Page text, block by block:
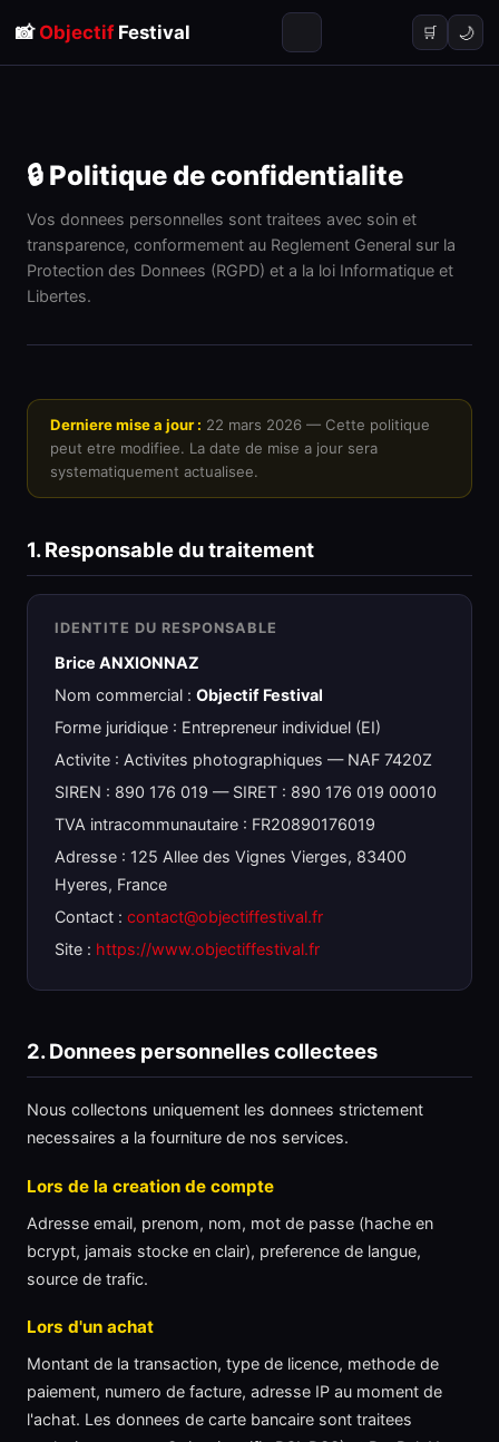
📸 ObjectifFestival 🛒 🌙
🔒 Politique de confidentialite
Vos donnees personnelles sont traitees avec soin et
transparence, conformement au Reglement General sur la
Protection des Donnees (RGPD) et a la loi Informatique et
Libertes.
Derniere mise a jour : 22 mars 2026 — Cette politique
peut etre modifiee. La date de mise a jour sera
systematiquement actualisee.
1. Responsable du traitement
IDENTITE DU RESPONSABLE
Brice ANXIONNAZ
Nom commercial : Objectif Festival
Forme juridique : Entrepreneur individuel (EI)
Activite : Activites photographiques — NAF 7420Z
SIREN : 890 176 019 — SIRET : 890 176 019 00010
TVA intracommunautaire : FR20890176019
Adresse : 125 Allee des Vignes Vierges, 83400
Hyeres, France
Contact : contact@objectiffestival.fr
Site : https://www.objectiffestival.fr
2. Donnees personnelles collectees
Nous collectons uniquement les donnees strictement
necessaires a la fourniture de nos services.
Lors de la creation de compte
Adresse email, prenom, nom, mot de passe (hache en
bcrypt, jamais stocke en clair), preference de langue,
source de trafic.
Lors d'un achat
Montant de la transaction, type de licence, methode de
paiement, numero de facture, adresse IP au moment de
l'achat. Les donnees de carte bancaire sont traitees